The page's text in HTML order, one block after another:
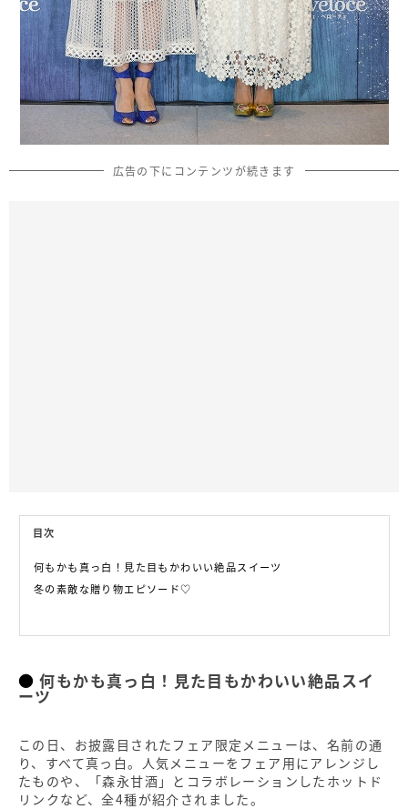
広告の下にコンテンツが続きます
目次
何もかも真っ白！見た目もかわいい絶品スイーツ
冬の素敵な贈り物エピソード♡
何もかも真っ白！見た目もかわいい絶品スイ
ーツ
この日、お披露目されたフェア限定メニューは、名前の通
り、すべて真っ白。人気メニューをフェア用にアレンジし
たものや、「森永甘酒」とコラボレーションしたホットド
リンクなど、全4種が紹介されました。